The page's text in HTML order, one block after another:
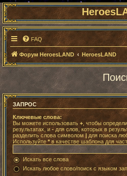
FAQ
Форум HeroesLAND HeroesLAND
ЗАПРОС
Ключевые слова:
Вы можете использовать + , чтобы
результатах, и - для слов, которых в
разделить слова символом| для поиска
Используйте*в качестве шаблона для
Искать все слова
Искать любое слово/поиск с языком